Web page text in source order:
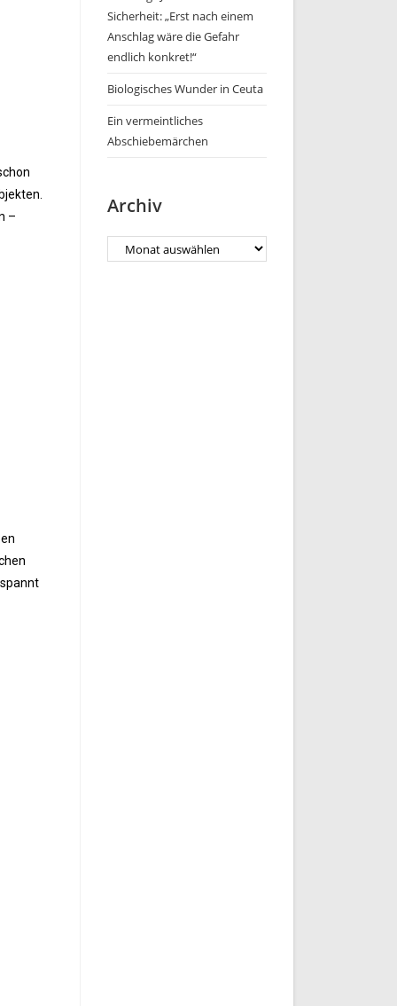
–
Sicherheit: „Erst nach einem
Anschlag wäre die Gefahr
endlich konkret!“
Biologisches Wunder in Ceuta
Ein vermeintliches
Abschiebemärchen
Archiv